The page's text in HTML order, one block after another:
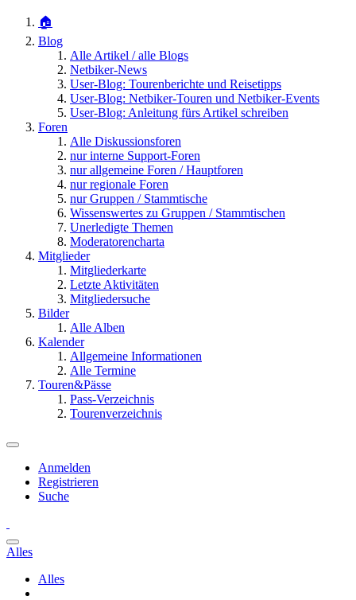
🏠
Blog
Alle Artikel / alle Blogs
Netbiker-News
User-Blog: Tourenberichte und Reisetipps
User-Blog: Netbiker-Touren und Netbiker-Events
User-Blog: Anleitung fürs Artikel schreiben
Foren
Alle Diskussionsforen
nur interne Support-Foren
nur allgemeine Foren / Hauptforen
nur regionale Foren
nur Gruppen / Stammtische
Wissenswertes zu Gruppen / Stammtischen
Unerledigte Themen
Moderatorencharta
Mitglieder
Mitgliederkarte
Letzte Aktivitäten
Mitgliedersuche
Bilder
Alle Alben
Kalender
Allgemeine Informationen
Alle Termine
Touren&Pässe
Pass-Verzeichnis
Tourenverzeichnis
Anmelden
Registrieren
Suche
Alles
Alles